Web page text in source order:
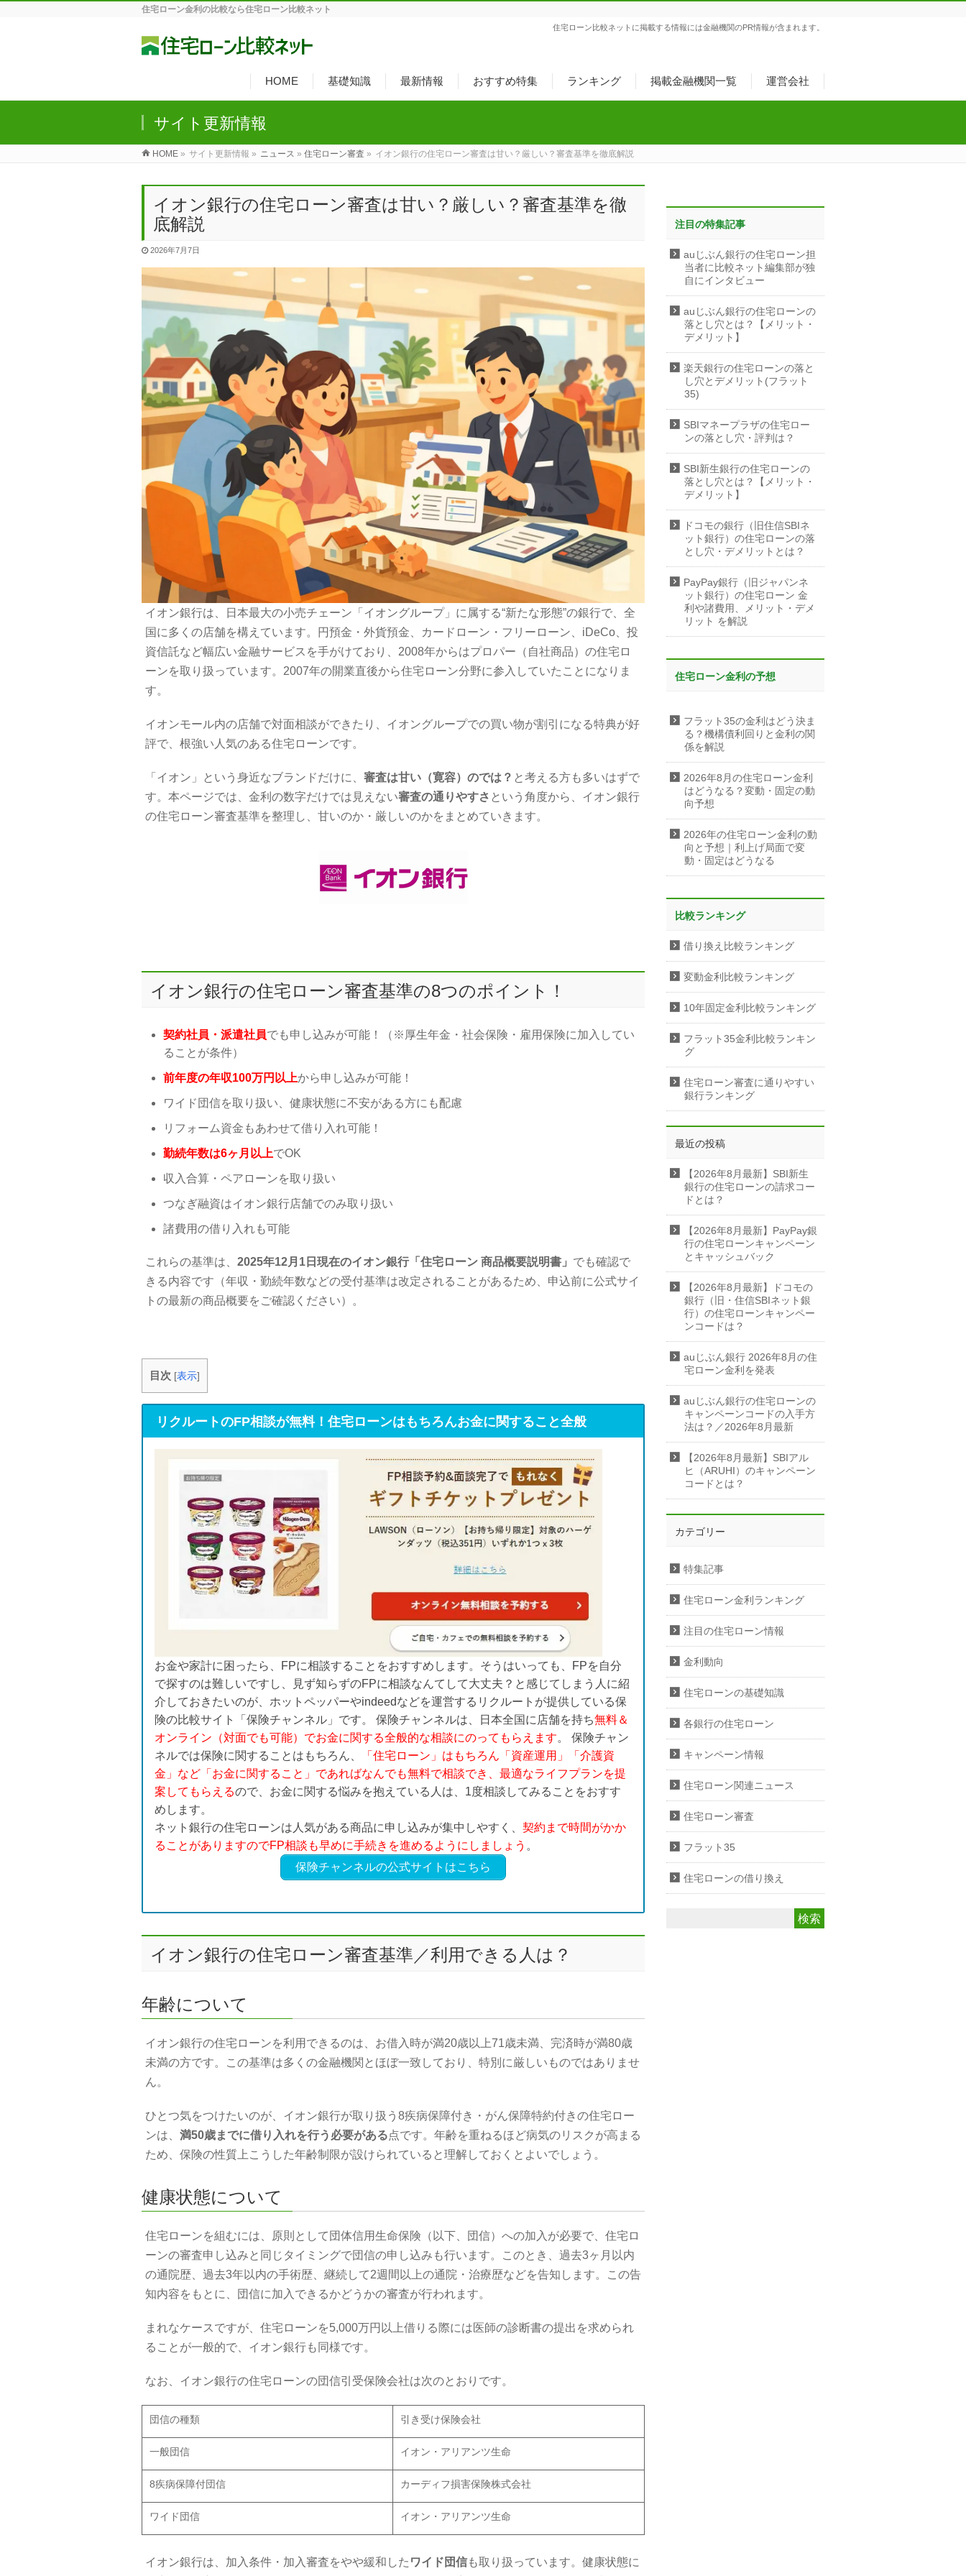
住宅ローン金利の比較なら住宅ローン比較ネット
HOME 基礎知識 最新情報 おすすめ特集 ランキング 掲載金融機関一覧 運営会社
住宅ローン比較ネットに掲載する情報には金融機関のPR情報が含まれます。
サイト更新情報
HOME » サイト更新情報 » ニュース » 住宅ローン審査 » イオン銀行の住宅ローン審査は甘い？厳しい？審査基準を徹底解説
イオン銀行の住宅ローン審査は甘い？厳しい？審査基準を徹
底解説
2026年7月7日
イオン銀行は、日本最大の小売チェーン「イオングループ」に属する“新たな形態”の銀行で、全
国に多くの店舗を構えています。円預金・外貨預金、カードローン・フリーローン、iDeCo、投
資信託など幅広い金融サービスを手がけており、2008年からはプロパー（自社商品）の住宅ロ
ーンを取り扱っています。2007年の開業直後から住宅ローン分野に参入していたことになりま
す。
イオンモール内の店舗で対面相談ができたり、イオングループでの買い物が割引になる特典が好
評で、根強い人気のある住宅ローンです。
「イオン」という身近なブランドだけに、 審査は甘い（寛容）のでは？ と考える方も多いはずで
す。本ページでは、金利の数字だけでは見えない審査の通りやすさ という角度から、イオン銀行
の住宅ローン審査基準を整理し、甘いのか・厳しいのかをまとめていきます。
イオン銀行の住宅ローン審査基準の8つのポイント！
契約社員・派遣社員でも申し込みが可能！（※厚生年金・社会保険・雇用保険に加入してい
ることが条件）
前年度の年収100万円以上から申し込みが可能！
ワイド団信を取り扱い、健康状態に不安がある方にも配慮
リフォーム資金もあわせて借り入れ可能！
勤続年数は6ヶ月以上でOK
収入合算・ペアローンを取り扱い
つなぎ融資はイオン銀行店舗でのみ取り扱い
諸費用の借り入れも可能
これらの基準は、 2025年12月1日現在のイオン銀行「住宅ローン 商品概要説明書」 でも確認で
きる内容です（年収・勤続年数などの受付基準は改定されることがあるため、申込前に公式サイ
トの最新の商品概要をご確認ください）。
目次 [表示]
リクルートのFP相談が無料！住宅ローンはもちろんお金に関すること全般
お金や家計に困ったら、FPに相談することをおすすめします。そうはいっても、FPを自分
で探すのは難しいですし、見ず知らずのFPに相談なんてして大丈夫？と感じてしまう人に紹
介しておきたいのが、ホットペッパーやindeedなどを運営するリクルートが提供している保
険の比較サイト「保険チャンネル」です。 保険チャンネルは、日本全国に店舗を持ち無料＆
オンライン（対面でも可能）でお金に関する全般的な相談にのってもらえます。 保険チャン
ネルでは保険に関することはもちろん、
「住宅ローン」はもちろん「資産運用」「介護資
金」など「お金に関すること」であればなんでも無料で相談でき、最適なライフプランを提
案してもらえるので、お金に関する悩みを抱えている人は、1度相談してみることをおすす
めします。
ネット銀行の住宅ローンは人気がある商品に申し込みが集中しやすく、 契約まで時間がかか
ることがありますのでFP相談も早めに手続きを進めるようにしましょう 。
保険チャンネルの公式サイトはこちら
イオン銀行の住宅ローン審査基準／利用できる人は？
年齢について
イオン銀行の住宅ローンを利用できるのは、お借入時が満20歳以上71歳未満、完済時が満80歳
未満の方です。この基準は多くの金融機関とほぼ一致しており、特別に厳しいものではありませ
ん。
ひとつ気をつけたいのが、イオン銀行が取り扱う8疾病保障付き・がん保障特約付きの住宅ロー
ンは、 満50歳までに借り入れを行う必要がある点です。年齢を重ねるほど病気のリスクが高まる
ため、保険の性質上こうした年齢制限が設けられていると理解しておくとよいでしょう。
健康状態について
住宅ローンを組むには、原則として団体信用生命保険（以下、団信）への加入が必要で、住宅ロ
ーンの審査申し込みと同じタイミングで団信の申し込みも行います。このとき、過去3ヶ月以内
の通院歴、過去3年以内の手術歴、継続して2週間以上の通院・治療歴などを告知します。この告
知内容をもとに、団信に加入できるかどうかの審査が行われます。
まれなケースですが、住宅ローンを5,000万円以上借りる際には医師の診断書の提出を求められ
ることが一般的で、イオン銀行も同様です。
なお、イオン銀行の住宅ローンの団信引受保険会社は次のとおりです。
団信の種類 引き受け保険会社
一般団信 イオン・アリアンツ生命
8疾病保障付団信 カーディフ損害保険株式会社
ワイド団信 イオン・アリアンツ生命
イオン銀行は、加入条件・加入審査をやや緩和した ワイド団信も取り扱っています。健康状態に
注目の特集記事
auじぶん銀行の住宅ローン担
当者に比較ネット編集部が独
自にインタビュー
auじぶん銀行の住宅ローンの
落とし穴とは？【メリット・
デメリット】
楽天銀行の住宅ローンの落と
し穴とデメリット(フラット
35)
SBIマネープラザの住宅ロー
ンの落とし穴・評判は？
SBI新生銀行の住宅ローンの
落とし穴とは？【メリット・
デメリット】
ドコモの銀行（旧住信SBIネ
ット銀行）の住宅ローンの落
とし穴・デメリットとは？
PayPay銀行（旧ジャパンネ
ット銀行）の住宅ローン 金
利や諸費用、メリット・デメ
リット を解説
住宅ローン金利の予想
フラット35の金利はどう決ま
る？機構債利回りと金利の関
係を解説
2026年8月の住宅ローン金利
はどうなる？変動・固定の動
向予想
2026年の住宅ローン金利の動
向と予想｜利上げ局面で変
動・固定はどうなる
比較ランキング
借り換え比較ランキング
変動金利比較ランキング
10年固定金利比較ランキング
フラット35金利比較ランキン
グ
住宅ローン審査に通りやすい
銀行ランキング
最近の投稿
【2026年8月最新】SBI新生
銀行の住宅ローンの請求コー
ドとは？
【2026年8月最新】PayPay銀
行の住宅ローンキャンペーン
とキャッシュバック
【2026年8月最新】ドコモの
銀行（旧・住信SBIネット銀
行）の住宅ローンキャンペー
ンコードは？
auじぶん銀行 2026年8月の住
宅ローン金利を発表
auじぶん銀行の住宅ローンの
キャンペーンコードの入手方
法は？／2026年8月最新
【2026年8月最新】SBIアル
ヒ（ARUHI）のキャンペーン
コードとは？
カテゴリー
特集記事
住宅ローン金利ランキング
注目の住宅ローン情報
金利動向
住宅ローンの基礎知識
各銀行の住宅ローン
キャンペーン情報
住宅ローン関連ニュース
住宅ローン審査
フラット35
住宅ローンの借り換え